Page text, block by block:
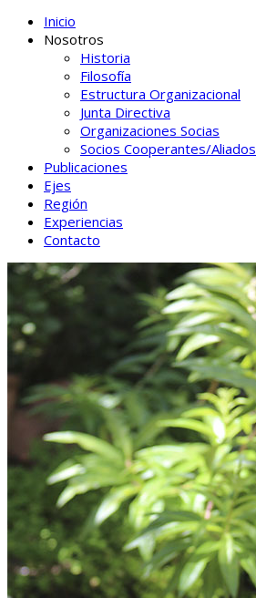
Inicio
Nosotros
Historia
Filosofía
Estructura Organizacional
Junta Directiva
Organizaciones Socias
Socios Cooperantes/Aliados
Publicaciones
Ejes
Región
Experiencias
Contacto